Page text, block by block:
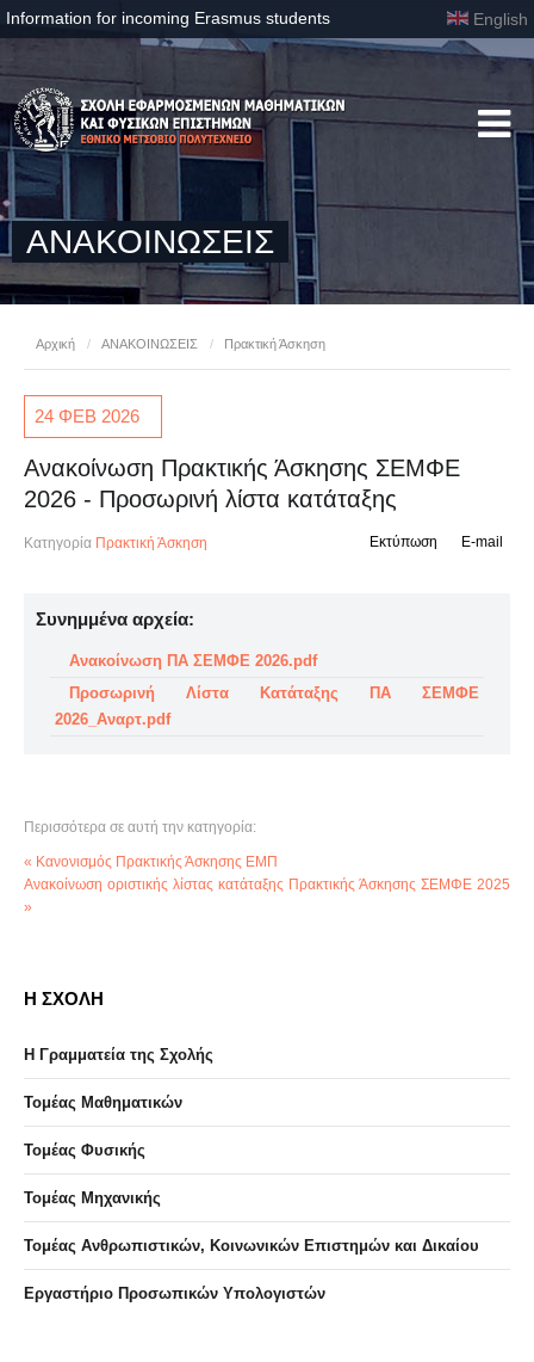
Information for incoming Erasmus students English
ΑΝΑΚΟΙΝΩΣΕΙΣ
Αρχική / ΑΝΑΚΟΙΝΩΣΕΙΣ / Πρακτική Άσκηση
24 ΦΕΒ 2026
Ανακοίνωση Πρακτικής Άσκησης ΣΕΜΦΕ
2026 - Προσωρινή λίστα κατάταξης
Κατηγορία Πρακτική Άσκηση E-mail
Εκτύπωση
Συνημμένα αρχεία:
Ανακοίνωση ΠΑ ΣΕΜΦΕ 2026.pdf
Προσωρινή Λίστα Κατάταξης ΠΑ ΣΕΜΦΕ
2026_Αναρτ.pdf
Περισσότερα σε αυτή την κατηγορία:
« Κανονισμός Πρακτικής Άσκησης ΕΜΠ
Ανακοίνωση οριστικής λίστας κατάταξης Πρακτικής Άσκησης ΣΕΜΦΕ 2025
»
Η ΣΧΟΛΗ
Η Γραμματεία της Σχολής
Τομέας Μαθηματικών
Τομέας Φυσικής
Τομέας Μηχανικής
Τομέας Ανθρωπιστικών, Κοινωνικών Επιστημών και Δικαίου
Eργαστήριo Προσωπικών Υπολογιστών